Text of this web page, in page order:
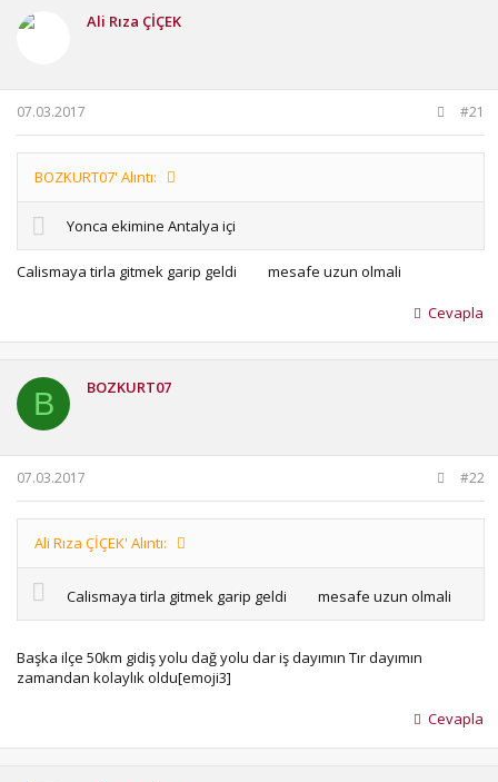
b
u
b
a
ş
l
a
ı
t
a
r
i
Ali Rıza ÇİÇEK
07.03.2017 #21
BOZKURT07' Alıntı:
Yonca ekimine Antalya içi
Calismaya tirla gitmek garip geldi mesafe uzun olmali
Cevapla
B BOZKURT07
07.03.2017 #22
Ali Rıza ÇİÇEK' Alıntı:
Calismaya tirla gitmek garip geldi mesafe uzun olmali
Başka ilçe 50km gidiş yolu dağ yolu dar iş dayımın Tır dayımın
zamandan kolaylık oldu[emoji3]
Cevapla